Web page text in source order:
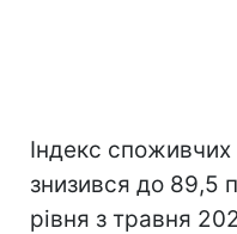
Індекс споживчих
знизився до 89,5
рівня з травня